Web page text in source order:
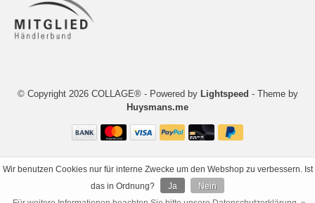
© Copyright 2026 COLLAGE® - Powered by Lightspeed - Theme by
Huysmans.me
Wir benutzen Cookies nur für interne Zwecke um den Webshop zu verbessern. Ist
das in Ordnung?
Ja
Nein